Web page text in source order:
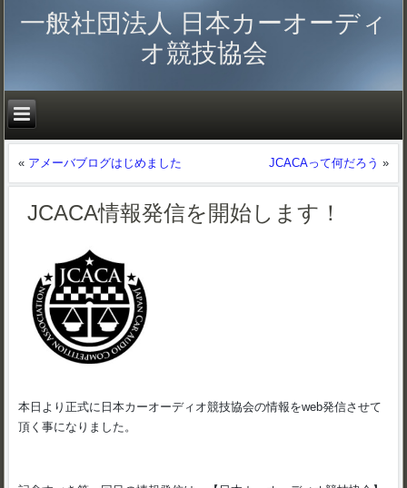
一般社団法人 日本カーオーディ
オ競技協会
« アメーバブログはじめました JCACAって何だろう »
JCACA情報発信を開始します！
本日より正式に日本カーオーディオ競技協会の情報をweb発信させて
頂く事になりました。